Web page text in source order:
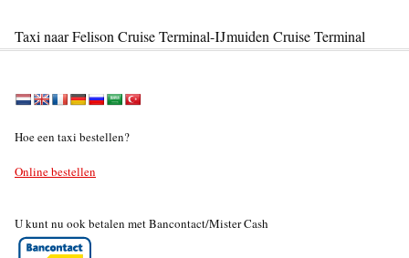
Taxi naar Felison Cruise Terminal-IJmuiden Cruise Terminal
Hoe een taxi bestellen?
Online bestellen
U kunt nu ook betalen met Bancontact/Mister Cash